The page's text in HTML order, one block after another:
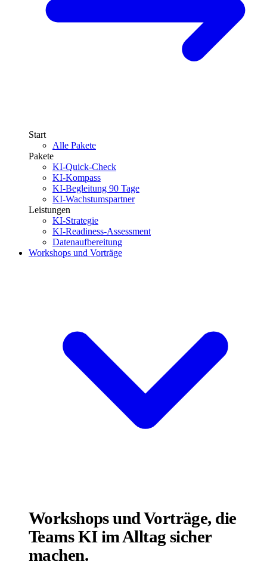
Start
Alle Pakete
Pakete
KI-Quick-Check
KI-Kompass
KI-Begleitung 90 Tage
KI-Wachstumspartner
Leistungen
KI-Strategie
KI-Readiness-Assessment
Datenaufbereitung
Workshops und Vorträge
Workshops und Vorträge, die
Teams KI im Alltag sicher
machen.